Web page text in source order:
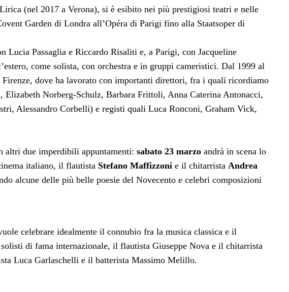
(nel 2017 a Verona), si è esibito nei più prestigiosi teatri e nelle
Garden di Londra all’Opéra di Parigi fino alla Staatsoper di
Lucia Passaglia e Riccardo Risaliti e, a Parigi, con Jacqueline
come solista, con orchestra e in gruppi cameristici. Dal 1999 al
dove ha lavorato con importanti direttori, fra i quali ricordiamo
Norberg-Schulz, Barbara Frittoli, Anna Caterina Antonacci,
Alessandro Corbelli) e registi quali Luca Ronconi, Graham Vick,
altri due imperdibili appuntamenti: sabato 23 marzo andrà in scena lo
italiano, il flautista Stefano Maffizzoni e il chitarrista Andrea
alcune delle più belle poesie del Novecento e celebri composizioni
celebrare idealmente il connubio fra la musica classica e il
di fama internazionale, il flautista Giuseppe Nova e il chitarrista
Luca Garlaschelli e il batterista Massimo Melillo.